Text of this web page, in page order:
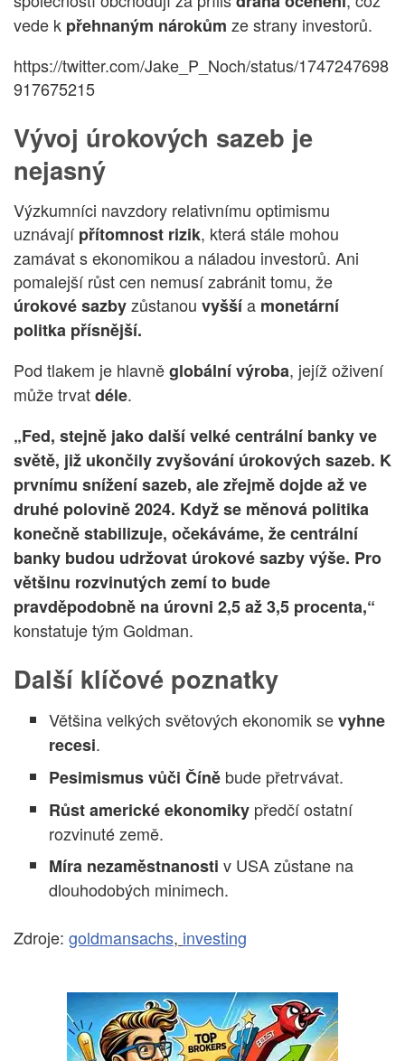
vede k přehnaným nárokům ze strany investorů.
https://twitter.com/Jake_P_Noch/status/1747247698
917675215
Vývoj úrokových sazeb je
nejasný
Výzkumníci navzdory relativnímu optimismu
uznávajípřítomnost rizik, která stále mohou
zamávat s ekonomikou a náladou investorů. Ani
pomalejší růst cen nemusí zabránit tomu, že
úrokové sazbyzůstanou vyššía monetární
politka přísnější.
Pod tlakem je hlavněglobální výroba, jejíž oživení
může trvatdéle.
„Fed, stejně jako další velké centrální banky ve
světě, již ukončily zvyšování úrokových sazeb. K
prvnímu snížení sazeb, ale zřejmě dojde až ve
druhé polovině 2024. Když se měnová politika
konečně stabilizuje, očekáváme, že centrální
banky budou udržovat úrokové sazby výše. Pro
většinu rozvinutých zemí to bude
pravděpodobně na úrovni 2,5 až 3,5 procenta,“
konstatuje tým Goldman.
Další klíčové poznatky
Většina velkých světových ekonomik sevyhne
recesi.
Pesimismus vůči Číně bude přetrvávat.
Růst americké ekonomiky předčí ostatní
rozvinuté země.
Míra nezaměstnanosti v USA zůstane na
dlouhodobých minimech.
Zdroje: goldmansachs, investing